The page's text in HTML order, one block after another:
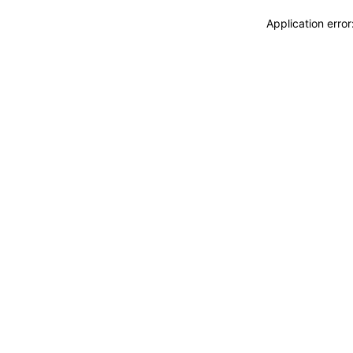
Application